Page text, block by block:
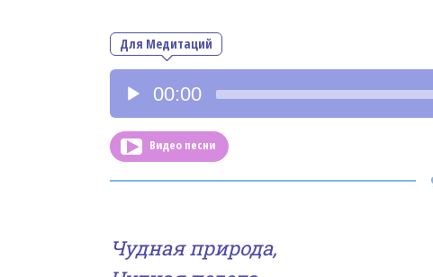
Для Медитаций
Аудиоплеер
00:00
Видео песни
Чудная природа,